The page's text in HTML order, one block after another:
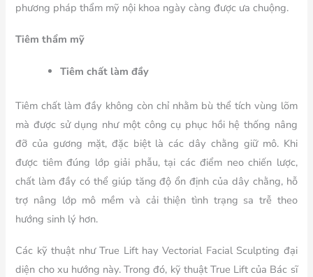
phương pháp thẩm mỹ nội khoa ngày càng được ưa chuộng.
Tiêm thẩm mỹ
Tiêm chất làm đầy
Tiêm chất làm đầy không còn chỉ nhằm bù thể tích vùng lõm
mà được sử dụng như một công cụ phục hồi hệ thống nâng
đỡ của gương mặt, đặc biệt là các dây chằng giữ mô. Khi
được tiêm đúng lớp giải phẫu, tại các điểm neo chiến lược,
chất làm đầy có thể giúp tăng độ ổn định của dây chằng, hỗ
trợ nâng lớp mô mềm và cải thiện tình trạng sa trễ theo
hướng sinh lý hơn.
Các kỹ thuật như True Lift hay Vectorial Facial Sculpting đại
diện cho xu hướng này. Trong đó, kỹ thuật True Lift của Bác sĩ